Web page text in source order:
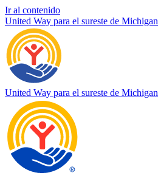
Ir al contenido
United Way para el sureste de Michigan
United Way para el sureste de Michigan